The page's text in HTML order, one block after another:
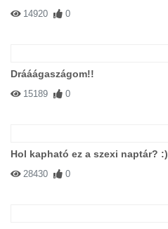
14920 0
Drááágaszágom!!
15189 0
Hol kapható ez a szexi naptár? :)
28430 0